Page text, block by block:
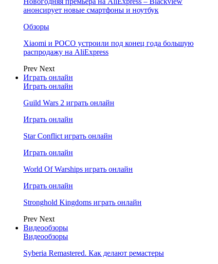
анонсирует новые смартфоны и ноутбук
Обзоры
Xiaomi и POCO устроили под конец года большую
распродажу на AliExpress
Prev Next
Играть онлайн
Играть онлайн
Guild Wars 2 играть онлайн
Играть онлайн
Star Conflict играть онлайн
Играть онлайн
World Of Warships играть онлайн
Играть онлайн
Stronghold Kingdoms играть онлайн
Prev Next
Видеообзоры
Видеообзоры
Syberia Remastered. Как делают ремастеры